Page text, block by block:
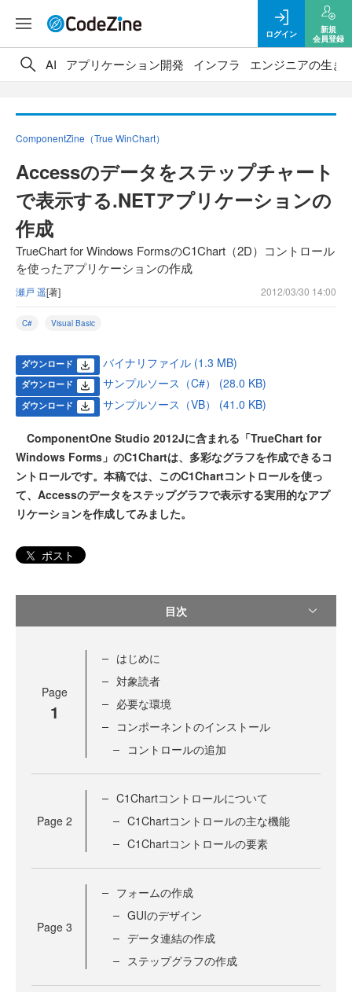
ログイン
新規
会員登録
AI アプリケーション開発 インフラ エンジニアの生き
ComponentZine（True WinChart）
Accessのデータをステップチャート
で表示する.NETアプリケーションの
作成
TrueChart for Windows FormsのC1Chart（2D）コントロール
を使ったアプリケーションの作成
瀬戸 遥[著] 2012/03/30 14:00
C# Visual Basic
ダウンロード バイナリファイル (1.3 MB)
ダウンロード サンプルソース（C#） (28.0 KB)
ダウンロード サンプルソース（VB） (41.0 KB)
ComponentOne Studio 2012Jに含まれる「TrueChart for
Windows Forms」のC1Chartは、多彩なグラフを作成できるコ
ントロールです。本稿では、このC1Chartコントロールを使っ
て、Accessのデータをステップグラフで表示する実用的なアプ
リケーションを作成してみました。
ポスト
目次
Page
1
はじめに
対象読者
必要な環境
コンポーネントのインストール
コントロールの追加
Page 2
C1Chartコントロールについて
C1Chartコントロールの主な機能
C1Chartコントロールの要素
Page 3
フォームの作成
GUIのデザイン
データ連結の作成
ステップグラフの作成